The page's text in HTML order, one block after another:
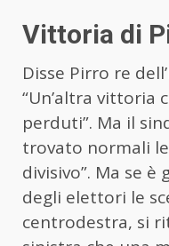
Vittoria di
Disse Pirro re
“Un’altra vittoria
perduti”. Ma il
trovato normali
divisivo”. Ma se
degli elettori le
centrodestra, si